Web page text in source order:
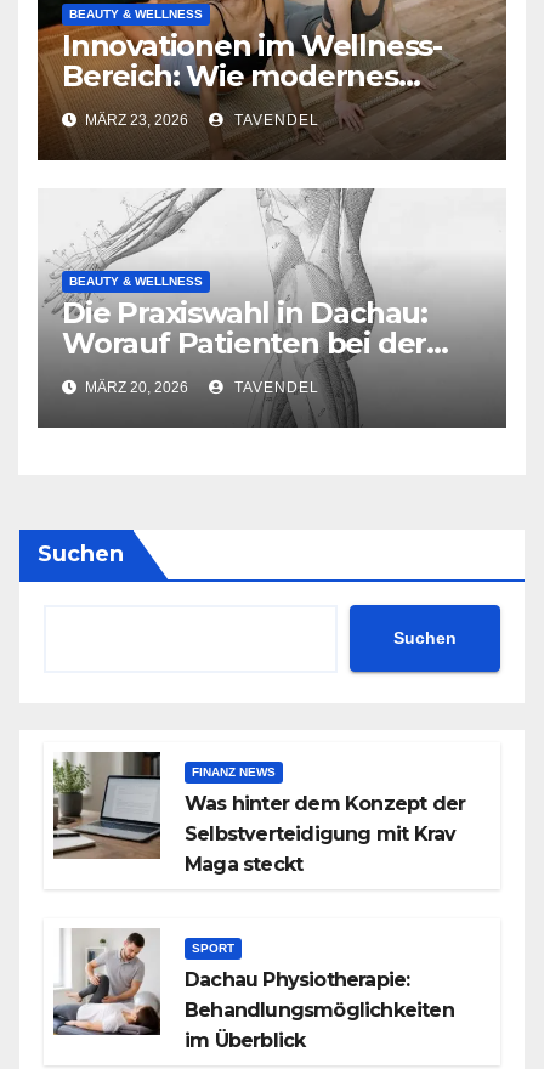
BEAUTY & WELLNESS
Innovationen im Wellness-
Bereich: Wie modernes
Produktdesign die Intimität
bereichert
MÄRZ 23, 2026 TAVENDEL
BEAUTY & WELLNESS
Die Praxiswahl in Dachau:
Worauf Patienten bei der
Suche nach qualifizierter
Osteopathie achten sollten
MÄRZ 20, 2026 TAVENDEL
Suchen
Suchen
FINANZ NEWS
Was hinter dem Konzept der
Selbstverteidigung mit Krav
Maga steckt
SPORT
Dachau Physiotherapie:
Behandlungsmöglichkeiten
im Überblick